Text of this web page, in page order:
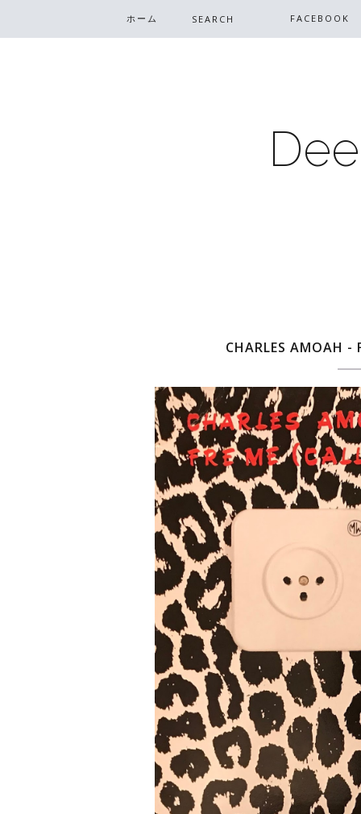
ホーム FACEBOOK
CHARLES AMOAH -